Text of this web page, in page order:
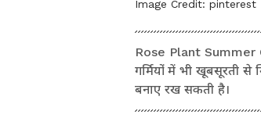
Image Credit: pinterest
Rose Plant Summer
गर्मियों में भी खूबसूरती
बनाए रख सकती है।